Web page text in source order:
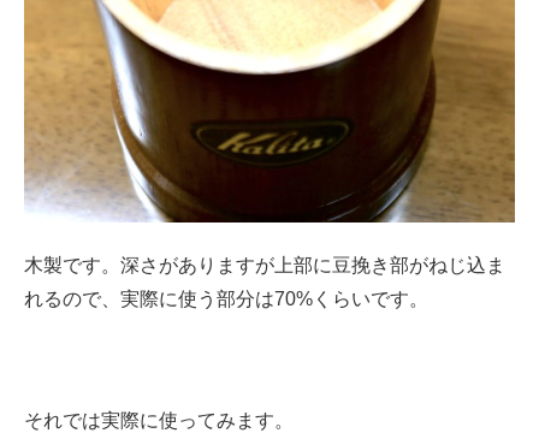
木製です。深さがありますが上部に豆挽き部がねじ込ま
れるので、実際に使う部分は70%くらいです。
それでは実際に使ってみます。